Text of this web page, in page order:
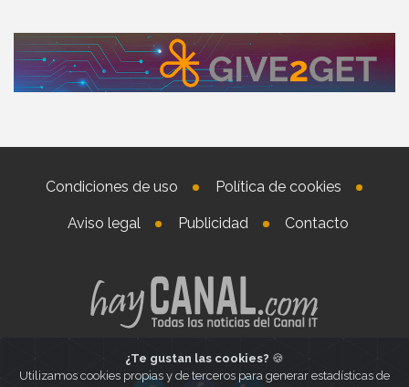
Condiciones de uso Política de cookies
Aviso legal Publicidad Contacto
¿Te gustan las cookies? 🍪
Utilizamos cookies propias y de terceros para generar estadísticas de